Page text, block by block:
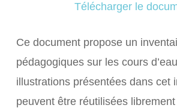
Télécharger le
Ce document propose un
pédagogiques sur les cours
illustrations présentées dans cet
peuvent être réutilisées